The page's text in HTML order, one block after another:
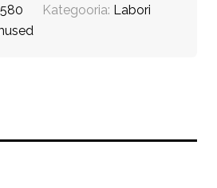
Kategooria: Labori